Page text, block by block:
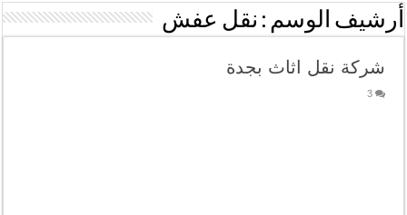
أرشيف الوسم : نقل عفش
شركة نقل اثاث بجدة
3